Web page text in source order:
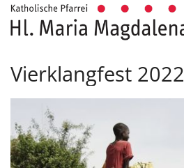
Zum Inhalt springen
Vierklangfest 2022